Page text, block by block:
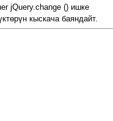
jQuery.change () ишке
кыскача баяндайт.